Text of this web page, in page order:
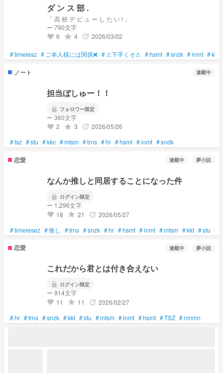
ダ ン ス 部 .
「 高 校 デ ビ ュ ー し た い ! 」
ー 790文字
favorite 6 grade 4 update 2026/03/02
#timelesz # ご本人様には関係❌ #⚠下手くそ⚠ #hsmt #snzk #inmt #kkc
ノート 連載中
担当ぼしゅー！！
lock フォロワー限定
ー 360文字
favorite 2 grade 3 update 2026/05/26
#tsz #stu #kkc #mtsm #trns #hr #hsmt #inmt #sndk
恋愛 連載中 夢小説
なんか推しと同居することになった件
lock ログイン限定
ー 1,296文字
favorite 18 grade 21 update 2026/05/27
#timelesez #推し #trns #snzk #hr #hsmt #inmt #mtsm #kkt #stu #
恋愛 連載中 夢小説
これだから君とは付き合えない
lock ログイン限定
ー 914文字
favorite 11 grade 11 update 2026/02/27
#hr #trns #snzk #kkt #stu #mtsm #inmt #hsmt #TSZ #nmmn